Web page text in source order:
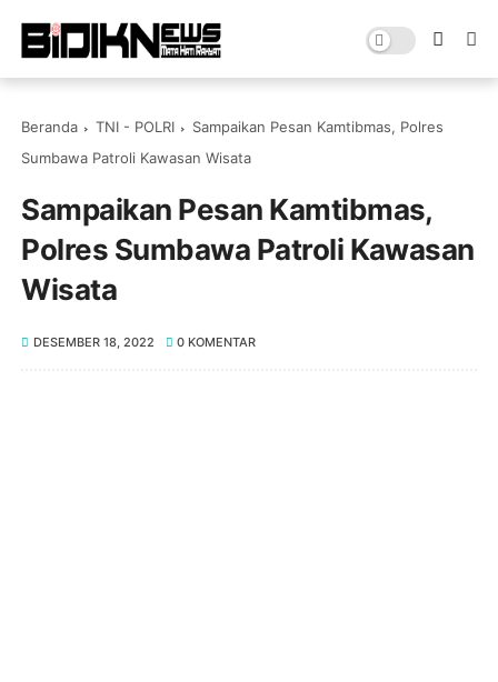
Beranda TNI - POLRI
Sampaikan Pesan Kamtibmas, Polres
Sumbawa Patroli Kawasan Wisata
Sampaikan Pesan Kamtibmas,
Polres Sumbawa Patroli Kawasan
Wisata
DESEMBER 18, 2022 0 KOMENTAR